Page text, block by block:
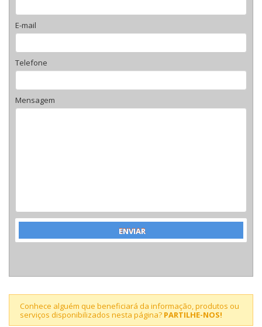
E-mail
Telefone
Mensagem
Conhece alguém que beneficiará da informação, produtos ou
serviços disponibilizados nesta página? PARTILHE-NOS!